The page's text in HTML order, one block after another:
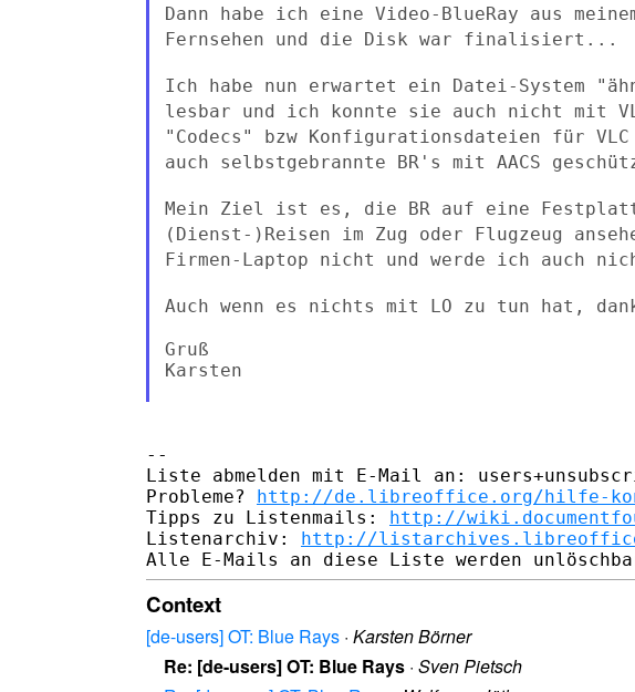
Dann habe ich eine Video-BlueRay aus
Fernsehen und die Disk war finalisiert...
Ich habe nun erwartet ein Datei-System
lesbar und ich konnte sie auch nicht mit
"Codecs" bzw Konfigurationsdateien für
auch selbstgebrannte BR's mit AACS
Mein Ziel ist es, die BR auf eine
(Dienst-)Reisen im Zug oder Flugzeug
Firmen-Laptop nicht und werde ich auch
Auch wenn es nichts mit LO zu tun hat,
Gruß
Karsten
--
Liste abmelden mit E-Mail an:
Probleme? http://de.libreoffice.org/hilfe-
Tipps zu Listenmails: http://
Listenarchiv: http://
Context
[de-users] OT: Blue Rays · Karsten Börner
Re: [de-users] OT: Blue Rays · Sven Pietsch